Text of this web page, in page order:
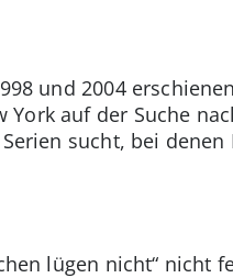
und 2004
auf der Suche
sucht, bei
lügen nicht“ nicht